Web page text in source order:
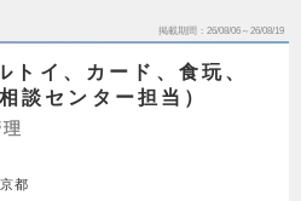
掲載期間 26/08/06～26/08/19
トイ、カード、食玩、
談センター担当）
都